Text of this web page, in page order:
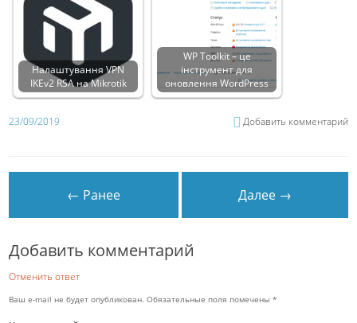
Налаштування VPN
IKEv2 RSA на Mikrotik
WP Toolkit – це
інструмент для
оновлення WordPress
23/09/2019 Добавить комментарий
← Ранее Далее →
Добавить комментарий
Отменить ответ
Ваш e-mail не будет опубликован. Обязательные поля помечены*